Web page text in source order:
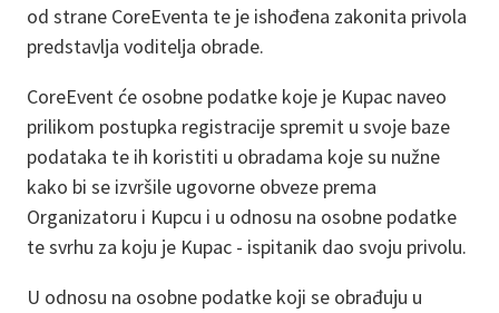
od strane CoreEventa te je ishođena zakonita privola
predstavlja voditelja obrade.
CoreEvent će osobne podatke koje je Kupac naveo
prilikom postupka registracije spremit u svoje baze
podataka te ih koristiti u obradama koje su nužne
kako bi se izvršile ugovorne obveze prema
Organizatoru i Kupcu i u odnosu na osobne podatke
te svrhu za koju je Kupac - ispitanik dao svoju privolu.
U odnosu na osobne podatke koji se obrađuju u